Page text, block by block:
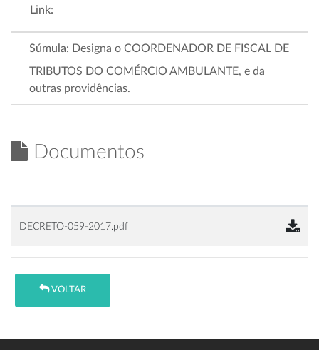
Link:
Súmula: Designa o COORDENADOR DE FISCAL DE
TRIBUTOS DO COMÉRCIO AMBULANTE, e da
outras providências.
Documentos
DECRETO-059-2017.pdf
VOLTAR